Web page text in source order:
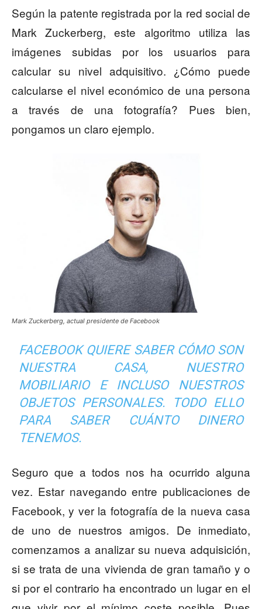
Según la patente registrada por la red social de
Mark Zuckerberg, este algoritmo utiliza las
imágenes subidas por los usuarios para
calcular su nivel adquisitivo. ¿Cómo puede
calcularse el nivel económico de una persona
a través de una fotografía? Pues bien,
pongamos un claro ejemplo.
Mark Zuckerberg, actual presidente de Facebook
FACEBOOK QUIERE SABER CÓMO SON
NUESTRA CASA, NUESTRO
MOBILIARIO E INCLUSO NUESTROS
OBJETOS PERSONALES. TODO ELLO
PARA SABER CUÁNTO DINERO
TENEMOS.
Seguro que a todos nos ha ocurrido alguna
vez. Estar navegando entre publicaciones de
Facebook, y ver la fotografía de la nueva casa
de uno de nuestros amigos. De inmediato,
comenzamos a analizar su nueva adquisición,
si se trata de una vivienda de gran tamaño y o
si por el contrario ha encontrado un lugar en el